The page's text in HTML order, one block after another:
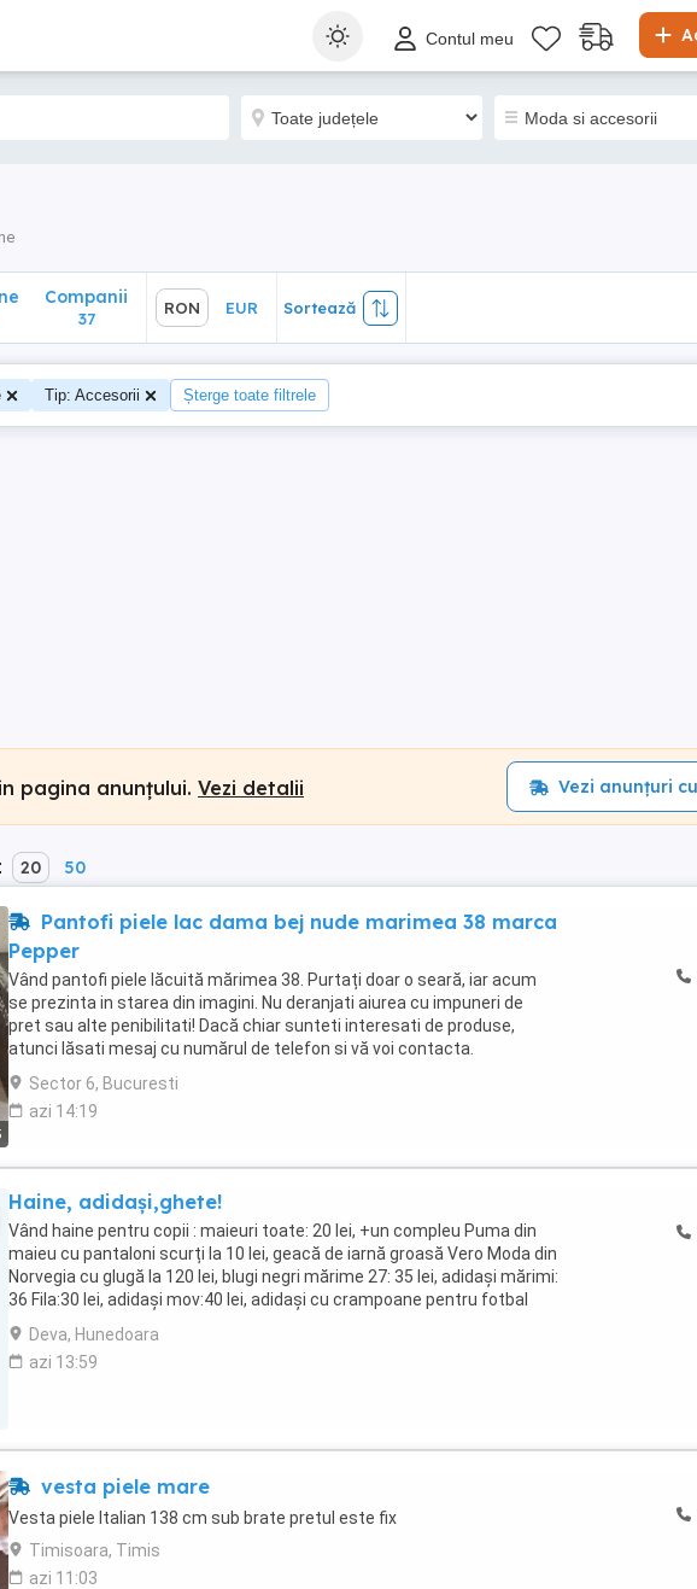
Contul meu
Sortează
Companii
37
RON EUR Sortează
Tip: Accesorii Șterge toate filtrele
pagina anunțului. Vezi detalii Vezi anunțuri
20 50
Pantofi piele lac dama bej nude marimea 38 marca
Pepper
Vând pantofi piele lăcuită mărimea 38. Purtați doar o seară, iar acum
se prezinta in starea din imagini. Nu deranjati aiurea cu impuneri de
pret sau alte penibilitati! Dacă chiar sunteti interesati de produse,
atunci lăsati mesaj cu numărul de telefon si vă voi contacta.
Multumesc!
Sector 6, Bucuresti
azi 14:19
Haine, adidași,ghete!
Vând haine pentru copii : maieuri toate: 20 lei, +un compleu Puma din
maieu cu pantaloni scurți la 10 lei, geacă de iarnă groasă Vero Moda din
Norvegia cu glugă la 120 lei, blugi negri mărime 27: 35 lei, adidași mărimi:
36 Fila:30 lei, adidași mov:40 lei, adidași cu crampoane pentru fotbal
mărimea 36: ...
Deva, Hunedoara
azi 13:59
vesta piele mare
Vesta piele Italian 138 cm sub brate pretul este fix
Timisoara, Timis
azi 11:03